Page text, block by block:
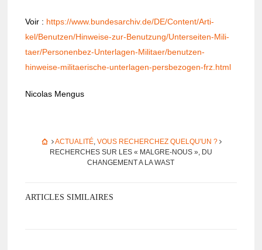
Voir : https://www.bunde­sar­chiv.de/DE/Content/Arti­
kel/Benut­zen/Hinweise-zur-Benut­zung/Unter­sei­ten-Mili­
taer/Perso­nen­bez-Unter­la­gen-Mili­taer/benut­zen-
hinweise-mili­tae­rische-unter­la­gen-pers­be­zo­gen-frz.html
Nico­las Mengus
ACTUALITÉ,VOUS RECHERCHEZ QUELQU'UN ?
RECHERCHES SUR LES « MALGRE-NOUS », DU
CHANGEMENT A LA WAST
ARTICLES SIMILAIRES